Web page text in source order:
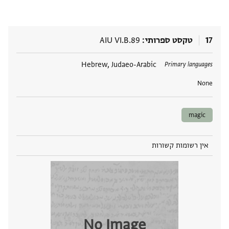
17 טקסט ספרותי AIU VI.B.89
Primary languages
Hebrew, Judaeo-Arabic
None
תגים
magic
אין רשומות קשורות
No Image